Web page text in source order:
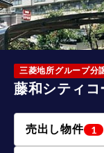
三菱地所グループ分
藤和シティ
売出し物件 1